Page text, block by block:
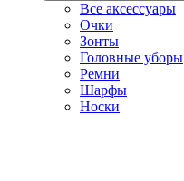
Все аксессуары
Очки
Зонты
Головные уборы
Ремни
Шарфы
Носки